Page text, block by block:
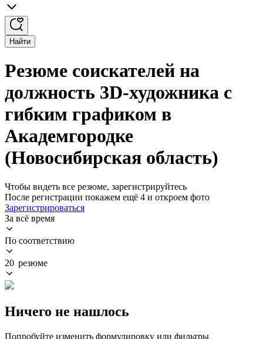
Найти
Резюме соискателей на
должность 3D-художника с
гибким графиком в
Академгородке
(Новосибирская область)
Чтобы видеть все резюме, зарегистрируйтесь
После регистрации покажем ещё 4 и откроем фото
Зарегистрироваться
За всё время
По соответствию
20 резюме
Ничего не нашлось
Попробуйте изменить формулировку или фильтры